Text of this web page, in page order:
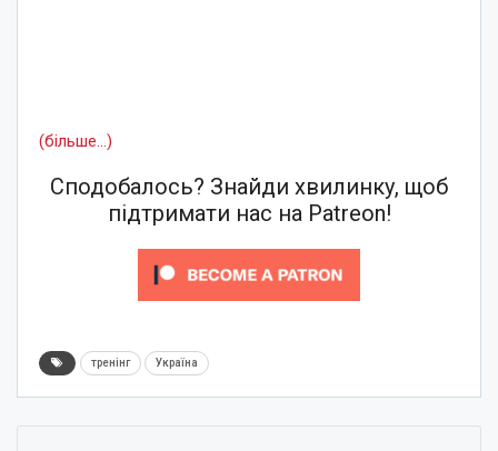
(більше…)
Сподобалось? Знайди хвилинку, щоб
підтримати нас на Patreon!
тренінг Україна